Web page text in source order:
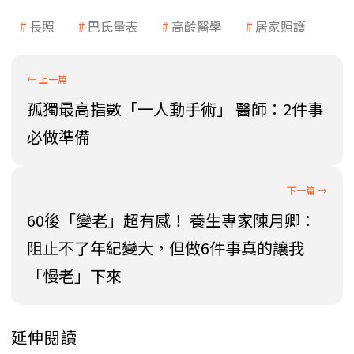
長照 巴氏量表 高齡醫學 居家照護
孤獨最高指數「一人動手術」 醫師：2件事
必做準備
60後「變老」超有感！ 養生專家陳月卿：
阻止不了年紀變大，但做6件事真的讓我
「慢老」下來
延伸閱讀